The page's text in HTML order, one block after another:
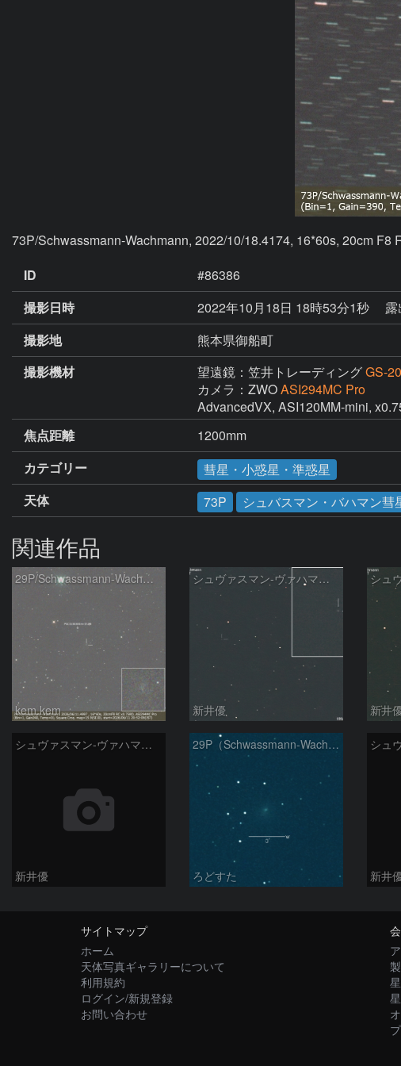
73P/Schwassmann-Wachmann, 2022/10/18.4174, 16*60s, 20cm
ID
#86386
撮影日時
2022年10月18日 18時53分1秒
撮影地
熊本県御船町
撮影機材
望遠鏡：笠井トレーディングGS-
カメラ：ZWOASI294MC Pro
AdvancedVX, ASI120MM-mini,
焦点距離
1200mm
カテゴリー
彗星・小惑星・準惑星
天体
73P シュバスマン・バハマン彗
関連作品
29P/Schwassmann-Wachmann
kem.kem
シュヴァスマン-ヴァハマン彗星 ( 29P )：2026/05/31
新井優 新井
シュヴァスマン-ヴァハマン彗星 ( 29P )：2026/05/10
新井優
29P（Schwassmann-Wachmann）
ろどすた 新井
サイトマップ
ホーム
天体写真ギャラリーについて
利用規約
ログイン/新規登録
お問い合わせ